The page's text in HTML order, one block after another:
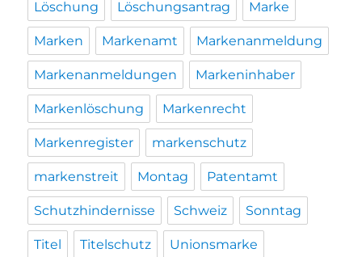
Löschung Löschungsantrag Marke
Marken Markenamt Markenanmeldung
Markenanmeldungen Markeninhaber
Markenlöschung Markenrecht
Markenregister markenschutz
markenstreit Montag Patentamt
Schutzhindernisse Schweiz Sonntag
Titel Titelschutz Unionsmarke